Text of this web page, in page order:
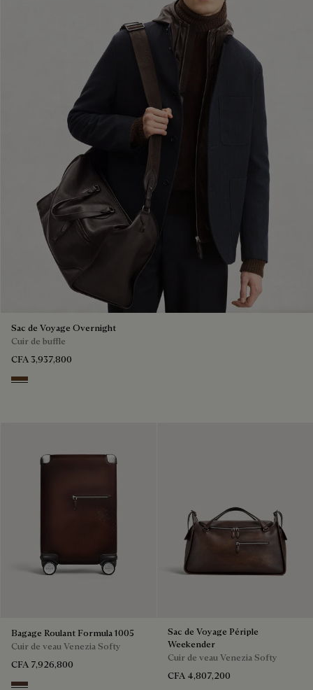
Sac de Voyage Overnight
Cuir de buffle
CFA 3,937,800
Dark Brown
Bagage Roulant Formula 1005
Cuir de veau Venezia Softy
CFA 7,926,800
Sac de Voyage Périple
Weekender
Cuir de veau Venezia Softy
CFA 4,807,200